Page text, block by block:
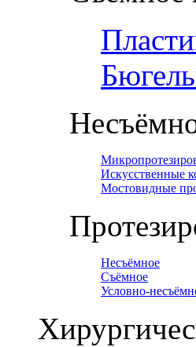
Искусственные
Мостовидные
Несъёмное
Съёмное
Условно-